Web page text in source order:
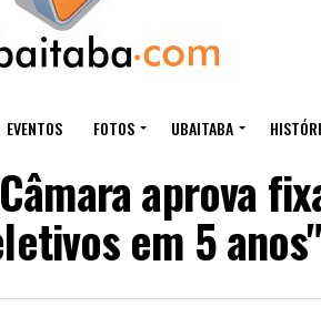
EVENTOS FOTOS UBAITABA
aprova
em 5 anos"